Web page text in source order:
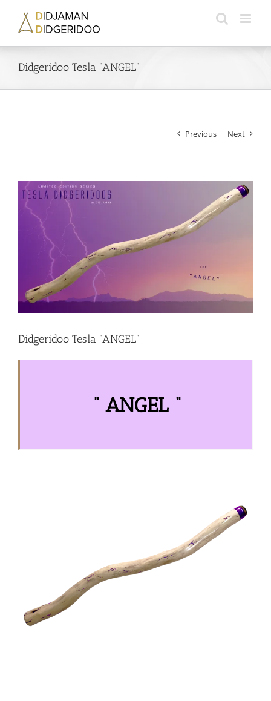
content
Didgeridoo Tesla “ANGEL”
Previous Next
View
Larger
Image
Didgeridoo Tesla “ANGEL”
” ANGEL “